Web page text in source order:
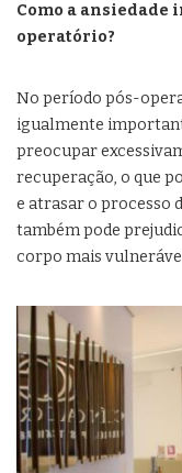
Como a ansiedade
operatório?
No período pós-
igualmente
preocupar
recuperação, o que
e atrasar o processo
também pode
corpo mais